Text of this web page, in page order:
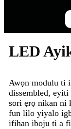
LED
Awọn modulu ti
dissembled,
sori ẹrọ nikan ni
fun lilo yiyalo
ifihan iboju ti a